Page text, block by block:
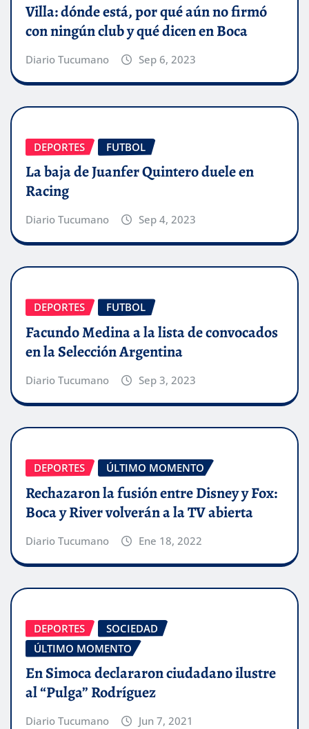
Villa: dónde está, por qué aún no firmó
con ningún club y qué dicen en Boca
Diario Tucumano Sep 6, 2023
DEPORTES FUTBOL
La baja de Juanfer Quintero duele en
Racing
Diario Tucumano Sep 4, 2023
DEPORTES FUTBOL
Facundo Medina a la lista de convocados
en la Selección Argentina
Diario Tucumano Sep 3, 2023
DEPORTES ÚLTIMO MOMENTO
Rechazaron la fusión entre Disney y Fox:
Boca y River volverán a la TV abierta
Diario Tucumano Ene 18, 2022
DEPORTES
SOCIEDAD
ÚLTIMO MOMENTO
En Simoca declararon ciudadano ilustre
al “Pulga” Rodríguez
Diario Tucumano Jun 7, 2021